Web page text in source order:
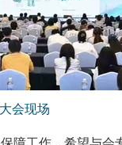
大会现场